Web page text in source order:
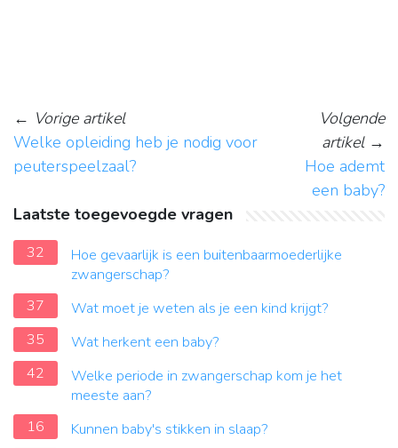
← Vorige artikel
Welke opleiding heb je nodig voor
peuterspeelzaal?
Volgende
artikel→
Hoe ademt
een baby?
Laatste toegevoegde vragen
32
Hoe gevaarlijk is een buitenbaarmoederlijke
zwangerschap?
37
Wat moet je weten als je een kind krijgt?
35
Wat herkent een baby?
42
Welke periode in zwangerschap kom je het
meeste aan?
16
Kunnen baby's stikken in slaap?